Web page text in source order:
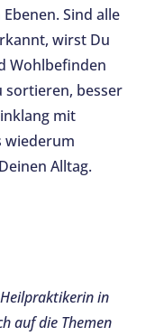
Sind alle
wirst Du
Wohlbefinden
sortieren, besser
mit
wiederum
Alltag.
in
auf die Themen